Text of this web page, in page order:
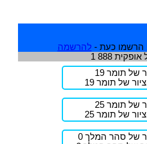
הרשמו כעת - להרשמה
של תומר 19
של תומר 25